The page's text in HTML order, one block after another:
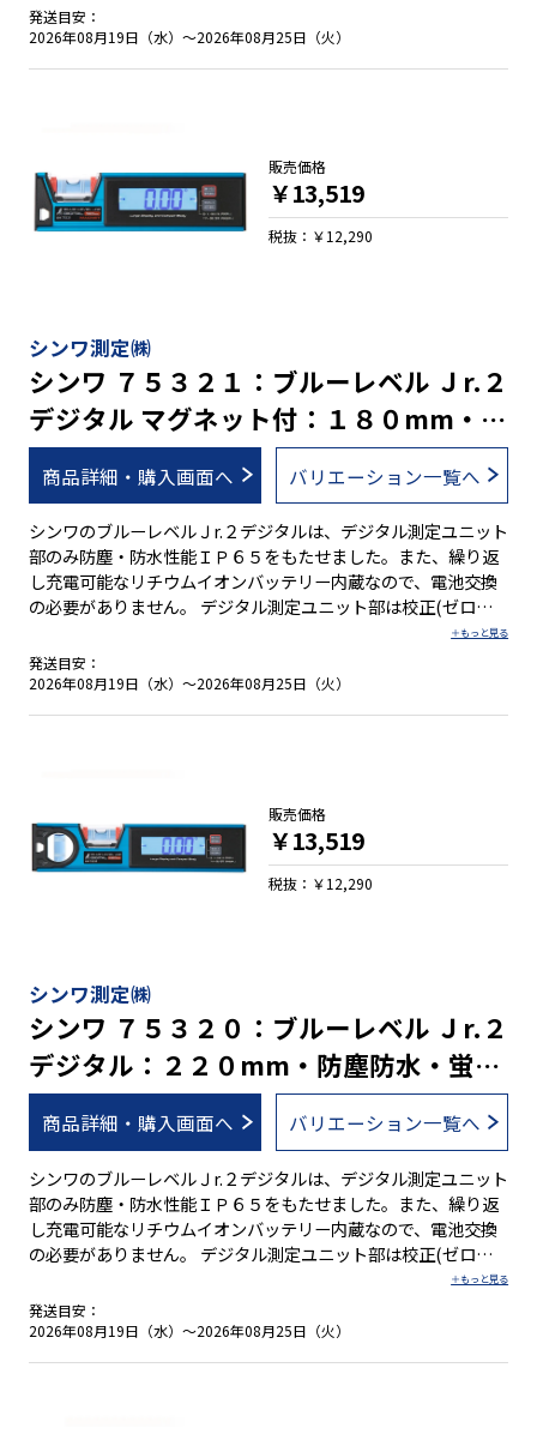
ライト機能・オートパワーオフ機能・電池消耗警告機能付で
す。オートパワーオフ機能は、オンとオフの切り替えが可能で
タル測定ユニット部のみ防塵・防水性能ＩＰ６５ ※１ ●３段階
に鳴り方が変化するブザー機能付 ●本体を逆さにすると、デジ
タル表示も自動的に上下反転 ●操作しやすい大きいボタン ●簡
単な手順で誤差を修正する校正機能付 ●任意の角度でゼロセッ
mm/mと高精度を実現 ●視認性の高い気泡管を採用 ●ボック
ス型でケガキやすい形状です。 ●測定面はV字型溝付でパイプ
測定も可能 ●鉄骨工事に便利な強力なヨーク付きマグネット ※
１. 防塵・防水性能は、充電中を除きます。 ※２. 充電中は、測
定ができません。
発送目安：
2026年08月19日（水）～2026年08月25日（火）
シンワ測定㈱
シンワ ７５３２１：ブルーレベル Ｊr.２
デジタル マグネット付：１８０mm・防
塵防水・蛍光シート付気泡管・充電池
商品詳細・購入画面へ バリエーション一覧へ
シンワのブルーレベルＪr.２デジタルは、デジタル測定ユニット
部のみ防塵・防水性能ＩＰ６５をもたせました。また、繰り返
し充電可能なリチウムイオンバッテリー内蔵なので、電池交換
の必要がありません。 デジタル測定ユニット部は校正(ゼロ点
調整)機能・ホールド機能・比較測定(ゼロセット)機能・バック
ライト機能・オートパワーオフ機能・電池消耗警告機能付で
す。オートパワーオフ機能は、オンとオフの切り替えが可能で
タル測定ユニット部のみ防塵・防水性能ＩＰ６５ ※１ ●３段階
に鳴り方が変化するブザー機能付 ●本体を逆さにすると、デジ
タル表示も自動的に上下反転 ●操作しやすい大きいボタン ●簡
単な手順で誤差を修正する校正機能付 ●任意の角度でゼロセッ
mm/mと高精度を実現 ●視認性の高い気泡管を採用 ●ボック
ス型でケガキやすい形状です。 ●測定面はV字型溝付でパイプ
測定も可能 ●鉄骨工事に便利な強力なヨーク付きマグネット ※
１. 防塵・防水性能は、充電中を除きます。 ※２. 充電中は、測
定ができません。
発送目安：
2026年08月19日（水）～2026年08月25日（火）
販売価格
￥13,519
税抜：￥12,290
シンワ測定㈱
シンワ ７５３２０：ブルーレベル Ｊr.２
デジタル：２２０mm・防塵防水・蛍光
シート付気泡管・充電池
商品詳細・購入画面へ バリエーション一覧へ
シンワのブルーレベルＪr.２デジタルは、デジタル測定ユニット
部のみ防塵・防水性能ＩＰ６５をもたせました。また、繰り返
し充電可能なリチウムイオンバッテリー内蔵なので、電池交換
の必要がありません。 デジタル測定ユニット部は校正(ゼロ点
調整)機能・ホールド機能・比較測定(ゼロセット)機能・バック
ライト機能・オートパワーオフ機能・電池消耗警告機能付で
す。オートパワーオフ機能は、オンとオフの切り替えが可能で
発送目安：
2026年08月19日（水）～2026年08月25日（火）
販売価格
￥13,519
税抜：￥12,290